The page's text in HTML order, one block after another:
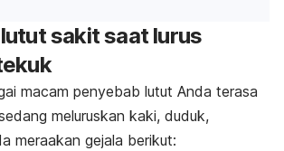
sakit saat lurus
macam penyebab lutut Anda terasa
meluruskan kaki, duduk,
meraakan gejala berikut: